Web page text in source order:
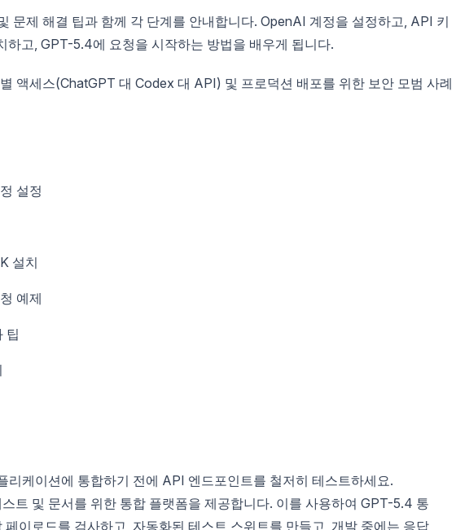
문제 해결 팁과 함께 각 단계를 안내합니다. OpenAI 계정을 설정하고, API 키
하고, GPT-5.4에 요청을 시작하는 방법을 배우게 됩니다.
액세스(ChatGPT 대 Codex 대 API) 및 프로덕션 배포를 위한 보안 모범 사례
설정
설치
예제
팁
리케이션에 통합하기 전에 API 엔드포인트를 철저히 테스트하세요.
트 및 문서를 위한 통합 플랫폼을 제공합니다. 이를 사용하여 GPT-5.4 통
페이로드를 검사하고, 자동화된 테스트 스위트를 만들고, 개발 중에는 응답